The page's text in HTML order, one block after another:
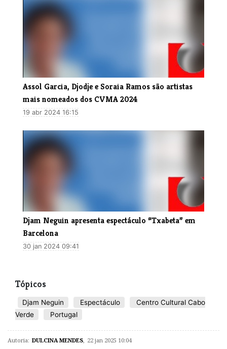
​Assol Garcia, Djodje e Soraia Ramos são artistas
mais nomeados dos CVMA 2024
19 abr 2024 16:15
Djam Neguin apresenta espectáculo “Txabeta” em
Barcelona
30 jan 2024 09:41
Tópicos
​Djam Neguin Espectáculo
Centro Cultural Cabo
Verde
Portugal
Autoria: DULCINA MENDES 22 jan 2025 10:04